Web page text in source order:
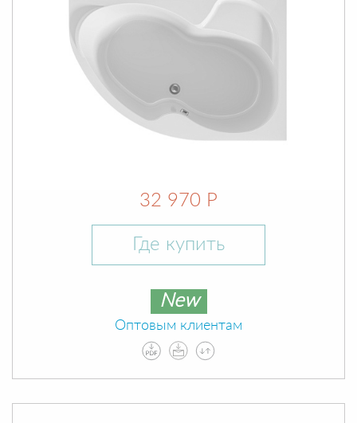
32 970 Р
Где купить
New
Оптовым клиентам